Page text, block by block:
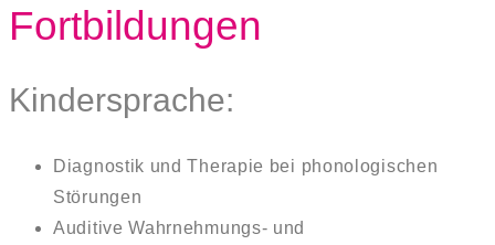
Fortbildungen
Kindersprache:
Diagnostik und Therapie bei phonologischen
Störungen
Auditive Wahrnehmungs- und